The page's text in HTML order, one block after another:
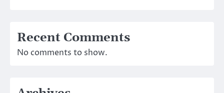
Recent Comments
No comments to show.